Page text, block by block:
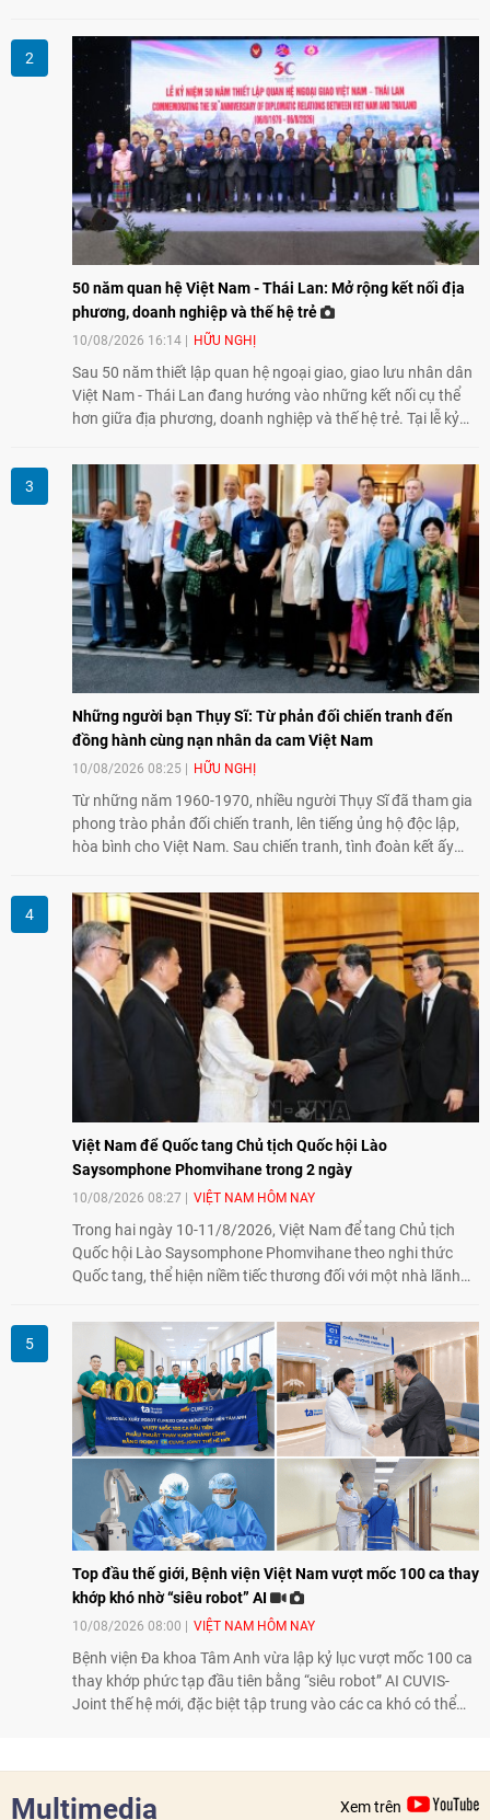
nhân dân trong củng cố tình hữu nghị, mở rộng hợp tác thiết
thực và làm sâu sắc quan hệ Đối tác chiến lược Việt Nam -
Belarus.
50 năm quan hệ Việt Nam - Thái Lan: Mở rộng kết nối địa
phương, doanh nghiệp và thế hệ trẻ
10/08/2026 16:14 HỮU NGHỊ
Sau 50 năm thiết lập quan hệ ngoại giao, giao lưu nhân dân
Việt Nam - Thái Lan đang hướng vào những kết nối cụ thể
hơn giữa địa phương, doanh nghiệp và thế hệ trẻ. Tại lễ kỷ
tâm cho giai đoạn tới, từ kết nối kinh tế địa phương, doanh
nghiệp vừa và nhỏ đến đổi mới sáng tạo, chuyển đổi số và trí
tuệ nhân tạo (AI).
Những người bạn Thụy Sĩ: Từ phản đối chiến tranh đến
đồng hành cùng nạn nhân da cam Việt Nam
10/08/2026 08:25 HỮU NGHỊ
Từ những năm 1960-1970, nhiều người Thụy Sĩ đã tham gia
phong trào phản đối chiến tranh, lên tiếng ủng hộ độc lập,
hòa bình cho Việt Nam. Sau chiến tranh, tình đoàn kết ấy
đồng hành với những người còn chịu hậu quả chiến tranh,
trong đó có các nạn nhân chất độc da cam/dioxin.
Việt Nam để Quốc tang Chủ tịch Quốc hội Lào
Saysomphone Phomvihane trong 2 ngày
10/08/2026 08:27 VIỆT NAM HÔM NAY
Trong hai ngày 10-11/8/2026, Việt Nam để tang Chủ tịch
Quốc hội Lào Saysomphone Phomvihane theo nghi thức
Quốc tang, thể hiện niềm tiếc thương đối với một nhà lãnh
nghị vĩ đại, đoàn kết đặc biệt Việt Nam - Lào.
Top đầu thế giới, Bệnh viện Việt Nam vượt mốc 100 ca thay
khớp khó nhờ “siêu robot” AI
10/08/2026 08:00 VIỆT NAM HÔM NAY
Bệnh viện Đa khoa Tâm Anh vừa lập kỷ lục vượt mốc 100 ca
thay khớp phức tạp đầu tiên bằng “siêu robot” AI CUVIS-
Joint thế hệ mới, đặc biệt tập trung vào các ca khó có thể
cơ “tàn phế”.
Multimedia Xem trên